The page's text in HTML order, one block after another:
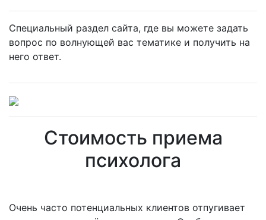
Специальный раздел сайта, где вы можете задать
вопрос по волнующей вас тематике и получить на
него ответ.
Стоимость приема
психолога
Очень часто потенциальных клиентов отпугивает